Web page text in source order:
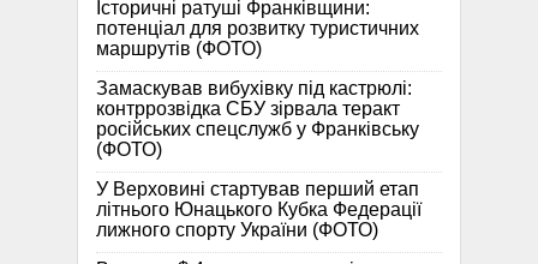
Історичні ратуші Франківщини:
потенціал для розвитку туристичних
маршрутів (ФОТО)
Замаскував вибухівку під кастрюлі:
контррозвідка СБУ зірвала теракт
російських спецслужб у Франківську
(ФОТО)
У Верховині стартував перший етап
літнього Юнацького Кубка Федерації
лижного спорту України (ФОТО)